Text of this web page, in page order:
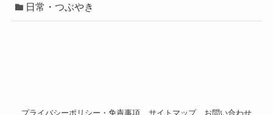
日常・つぶやき
プライバシーポリシー・免責事項 サイトマップ お問い合わせ